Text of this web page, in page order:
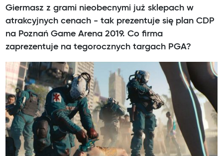
Giermasz z grami nieobecnymi już sklepach w
atrakcyjnych cenach - tak prezentuje się plan CDP
na Poznań Game Arena 2019. Co firma
zaprezentuje na tegorocznych targach PGA?